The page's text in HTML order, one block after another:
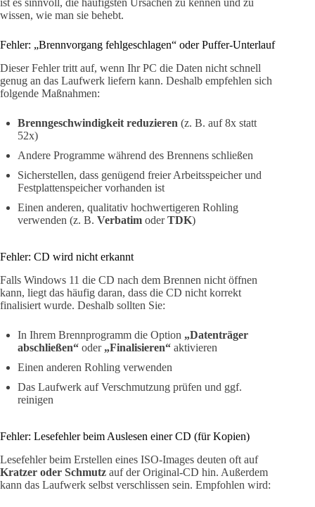
ist es sinnvoll, die häufigsten Ursachen zu kennen und zu
wissen, wie man sie behebt.
Fehler: „Brennvorgang fehlgeschlagen“ oder Puffer-Unterlauf
Dieser Fehler tritt auf, wenn Ihr PC die Daten nicht schnell
genug an das Laufwerk liefern kann. Deshalb empfehlen sich
folgende Maßnahmen:
Brenngeschwindigkeit reduzieren (z. B. auf 8x statt
52x)
Andere Programme während des Brennens schließen
Sicherstellen, dass genügend freier Arbeitsspeicher und
Festplattenspeicher vorhanden ist
Einen anderen, qualitativ hochwertigeren Rohling
verwenden (z. B. Verbatim oderTDK)
Fehler: CD wird nicht erkannt
Falls Windows 11 die CD nach dem Brennen nicht öffnen
kann, liegt das häufig daran, dass die CD nicht korrekt
finalisiert wurde. Deshalb sollten Sie:
In Ihrem Brennprogramm die Option „Datenträger
abschließen“ oder „Finalisieren“ aktivieren
Einen anderen Rohling verwenden
Das Laufwerk auf Verschmutzung prüfen und ggf.
reinigen
Fehler: Lesefehler beim Auslesen einer CD (für Kopien)
Lesefehler beim Erstellen eines ISO-Images deuten oft auf
Kratzer oder Schmutz auf der Original-CD hin. Außerdem
kann das Laufwerk selbst verschlissen sein. Empfohlen wird: